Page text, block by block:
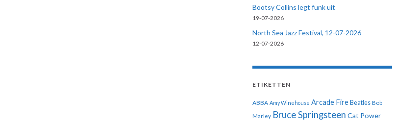
Bootsy Collins legt funk uit
19-07-2026
North Sea Jazz Festival, 12-07-2026
12-07-2026
ETIKETTEN
ABBA Amy Winehouse Arcade Fire Beatles Bob
Marley Bruce Springsteen Cat Power